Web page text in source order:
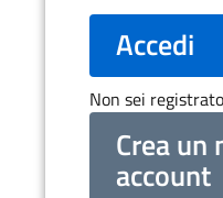
Accedi
Non sei
Crea un
account